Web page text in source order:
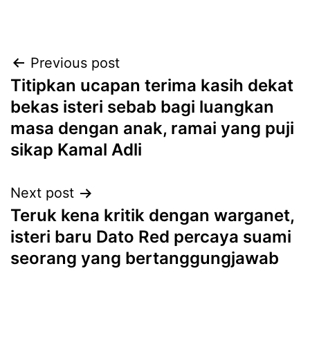
Post
navigation
Previous post
Titipkan ucapan terima kasih dekat
bekas isteri sebab bagi luangkan
masa dengan anak, ramai yang puji
sikap Kamal Adli
Next post
Teruk kena kritik dengan warganet,
isteri baru Dato Red percaya suami
seorang yang bertanggungjawab